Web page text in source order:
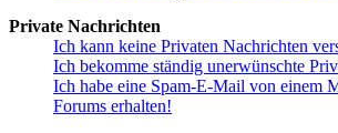
Private Nachrichten
Ich kann keine Privaten Nachrichten
Ich bekomme ständig unerwünschte
Ich habe eine Spam-E-Mail von einem
Forums erhalten!